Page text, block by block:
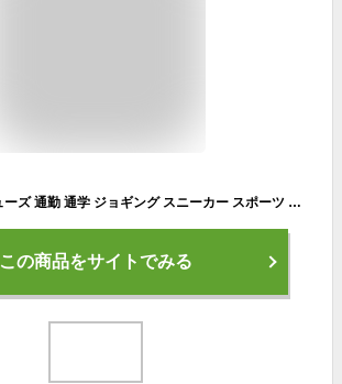
スニーンニングシューズ 通勤 通学 ジョギング スニーカー スポーツ 運動運動靴 通気性 カジュアル 靴 軽量 身長アップ 通勤 通学超軽量 男女兼用 多機能 ベアフット ジムシューズ ランニング トレーニング通気 滑り止め 韓国 男女兼用
この商品をサイトでみる